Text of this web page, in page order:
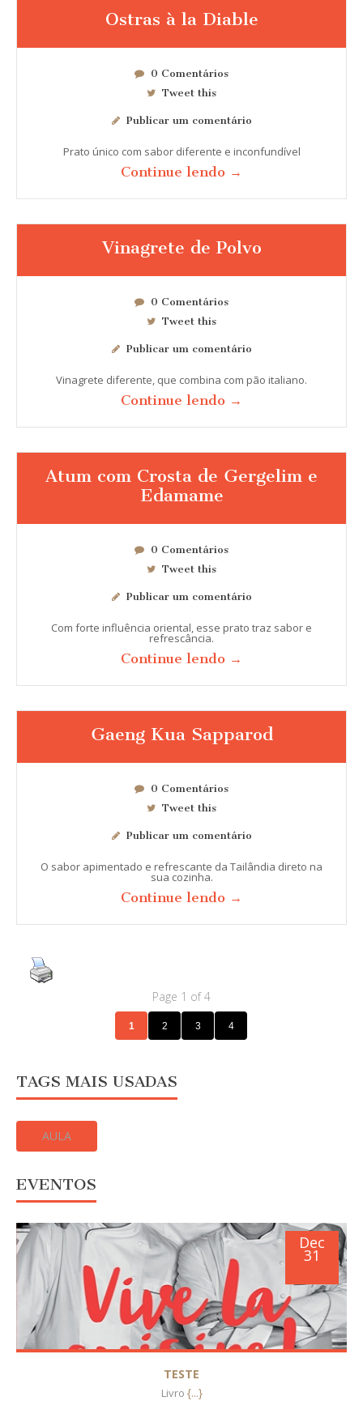
Ostras à la Diable
0 Comentários
Tweet this
Publicar um comentário
Prato único com sabor diferente e inconfundível
Continue lendo →
Vinagrete de Polvo
0 Comentários
Tweet this
Publicar um comentário
Vinagrete diferente, que combina com pão italiano.
Continue lendo →
Atum com Crosta de Gergelim e
Edamame
0 Comentários
Tweet this
Publicar um comentário
Com forte influência oriental, esse prato traz sabor e
refrescância.
Continue lendo →
Gaeng Kua Sapparod
0 Comentários
Tweet this
Publicar um comentário
O sabor apimentado e refrescante da Tailândia direto na
sua cozinha.
Continue lendo →
Page 1 of 4
1 2 3 4
TAGS MAIS USADAS
AULA
EVENTOS
Dec
31
TESTE
Livro {...}